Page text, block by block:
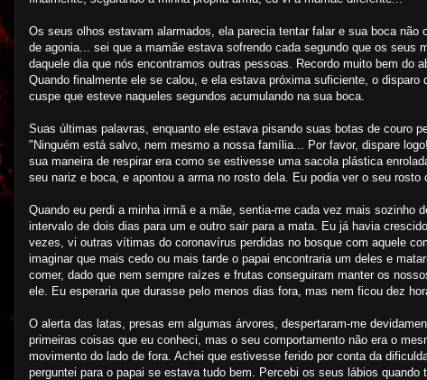
Os seus olhos estavam alarmados, ela parecia tentar falar e sua boca
de agonia... sei que a mamãe estava sofrendo cada segundo que os
daquele dia que nós encontramos outras pessoas. Recordo muito bem do
Quando finalmente ele se calou, e ela estava próxima suficiente, o
cuspe que esteve naqueles segundos acumulando na sua boca.
Suas últimas palavras, enquanto ele estava pisando suas botas de couro
"Ninguém está salvo, nem mesmo a nossa família... Por favor, dispare
sua maneira de respirar era como se estivesse uma sacola plástica
seu nariz e boca, e apontou a arma no rosto dela. Eu podia ver o seu rosto
Quando eu perdi a minha irmã e a mãe, sentia-me cada vez mais
intervalo de dois dias para um e outro sair para a mata. Eu já havia
vezes, vi outras vítimas do coronavírus perdidas no bosque com aquele
imaginar que mais cedo ou mais tarde o papai encontraria um deles e
comer, dado que nem sempre raízes e frutas conseguiram manter os
ele. Eu esperaria que durasse pelo menos dias fora, mas nem ficou dez
O alerta das latas, presas em algumas árvores, despertaram-me
primeiras coisas que eu conheci, mas o seu comportamento não era o
movimento do lado de fora. Achei que estivesse ferido por conta da
perguntei para o papai se estava tudo bem. Percebi os seus lábios